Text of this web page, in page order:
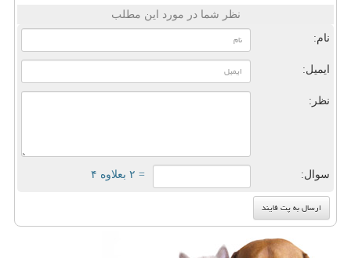
نظر شما در مورد این مطلب
نام:
ایمیل:
نظر:
سوال: = ۲ بعلاوه ۴